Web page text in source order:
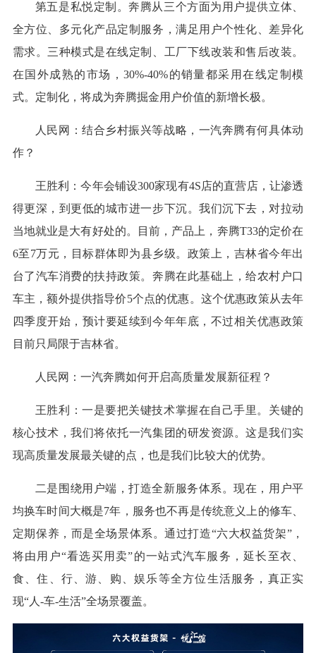
第五是私悦定制。奔腾从三个方面为用户提供立体、
全方位、多元化产品定制服务，满足用户个性化、差异化
需求。三种模式是在线定制、工厂下线改装和售后改装。
在国外成熟的市场，30%-40%的销量都采用在线定制模
式。定制化，将成为奔腾掘金用户价值的新增长极。
人民网：结合乡村振兴等战略，一汽奔腾有何具体动
作？
王胜利：今年会铺设300家现有4S店的直营店，让渗透
得更深，到更低的城市进一步下沉。我们沉下去，对拉动
当地就业是大有好处的。目前，产品上，奔腾T33的定价在
6至7万元，目标群体即为县乡级。政策上，吉林省今年出
台了汽车消费的扶持政策。奔腾在此基础上，给农村户口
车主，额外提供指导价5个点的优惠。这个优惠政策从去年
四季度开始，预计要延续到今年年底，不过相关优惠政策
目前只局限于吉林省。
人民网：一汽奔腾如何开启高质量发展新征程？
王胜利：一是要把关键技术掌握在自己手里。关键的
核心技术，我们将依托一汽集团的研发资源。这是我们实
现高质量发展最关键的点，也是我们比较大的优势。
二是围绕用户端，打造全新服务体系。现在，用户平
均换车时间大概是7年，服务也不再是传统意义上的修车、
定期保养，而是全场景体系。通过打造“六大权益货架”，
将由用户“看选买用卖”的一站式汽车服务，延长至衣、
食、住、行、游、购、娱乐等全方位生活服务，真正实
现“人-车-生活”全场景覆盖。